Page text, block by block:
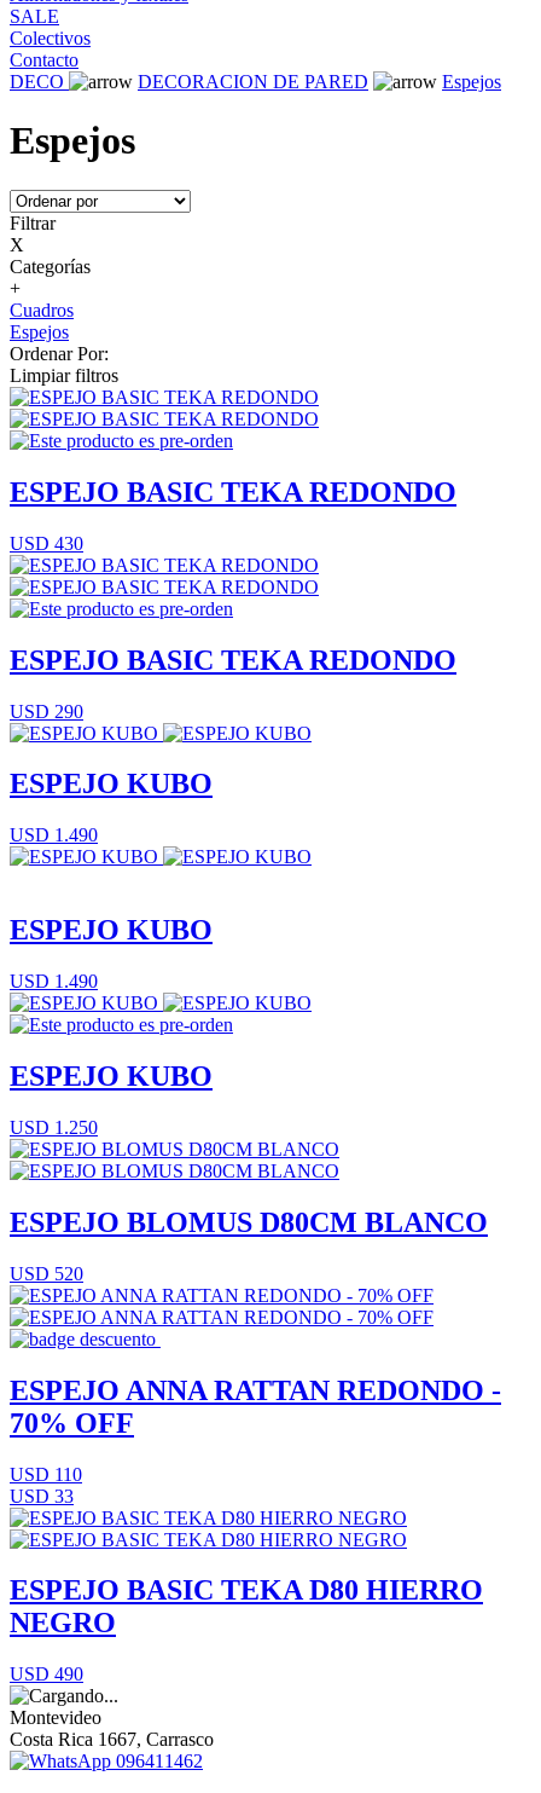
SALE
Colectivos
Contacto
DECO
DECORACION DE PARED Espejos
Espejos
Filtrar
X
Categorías
+
Cuadros
Espejos
Ordenar Por:
Limpiar filtros
ESPEJO BASIC TEKA REDONDO
USD 430
ESPEJO BASIC TEKA REDONDO
USD 290
ESPEJO KUBO
USD 1.490
ESPEJO KUBO
USD 1.490
ESPEJO KUBO
USD 1.250
ESPEJO BLOMUS D80CM BLANCO
USD 520
ESPEJO ANNA RATTAN REDONDO -
70% OFF
USD 110
USD 33
ESPEJO BASIC TEKA D80 HIERRO
NEGRO
USD 490
Montevideo
Costa Rica 1667, Carrasco
096411462